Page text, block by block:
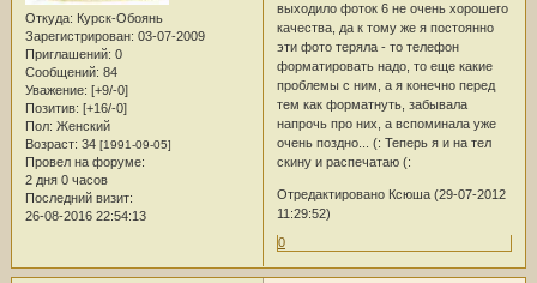
Откуда: Курск-Обоянь
Зарегистрирован: 03-07-2009
Приглашений: 0
Сообщений: 84
Уважение: [+9/-0]
Позитив: [+16/-0]
Пол: Женский
Возраст: 34 [1991-09-05]
Провел на форуме:
2 дня 0 часов
Последний визит:
26-08-2016 22:54:13
выходило фоток 6 не очень хорошего
качества, да к тому же я постоянно
эти фото теряла - то телефон
форматировать надо, то еще какие
проблемы с ним, а я конечно перед
тем как форматнуть, забывала
напрочь про них, а вспоминала уже
очень поздно... (: Теперь я и на тел
скину и распечатаю (:
Отредактировано Ксюша (29-07-2012
11:29:52)
0